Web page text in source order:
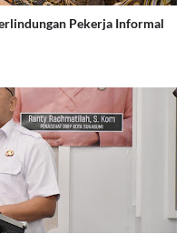
Pekerja Informal